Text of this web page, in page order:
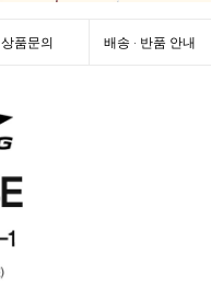
상품문의 배송 · 반품 안내